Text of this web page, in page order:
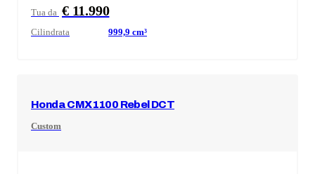
Tua da € 11.990
Cilindrata 999,9 cm³
HondaCMX1100 Rebel DCT
Custom